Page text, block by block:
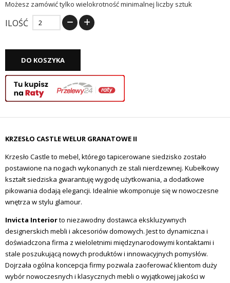
Możesz zamówić tylko wielokrotność minimalnej liczby sztuk
ILOŚĆ
DO KOSZYKA
KRZESŁO CASTLE WELUR GRANATOWE II
Krzesło Castle to mebel, którego tapicerowane siedzisko zostało
postawione na nogach wykonanych ze stali nierdzewnej. Kubełkowy
kształt siedziska gwarantuję wygodę użytkowania, a dodatkowe
pikowania dodają elegancji. Idealnie wkomponuje się w nowoczesne
wnętrza w stylu glamour.
Invicta Interiorto niezawodny dostawca ekskluzywnych
designerskich mebli i akcesoriów domowych. Jest to dynamiczna i
doświadczona firma z wieloletnimi międzynarodowymi kontaktami i
stale poszukującą nowych produktów i innowacyjnych pomysłów.
Dojrzała ogólna koncepcja firmy pozwala zaoferować klientom duży
wybór nowoczesnych i klasycznych mebli o wyjątkowej jakości w